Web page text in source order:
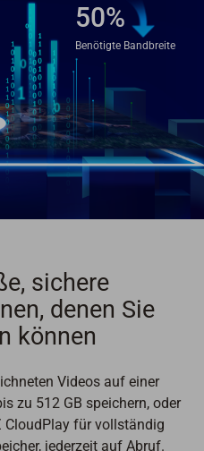
50%
Benötigte Bandbreite
sichere
denen Sie
können
Videos auf einer
zu 512 GB speichern, oder
CloudPlay für vollständig
jederzeit auf Abruf.